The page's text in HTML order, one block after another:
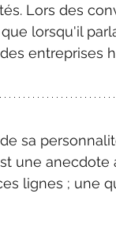
Lors des
lorsqu'il
entreprises
sa
une
lignes ; une